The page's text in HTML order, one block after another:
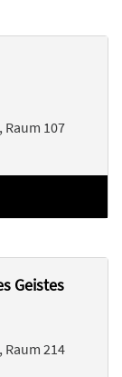
107
Geistes
214